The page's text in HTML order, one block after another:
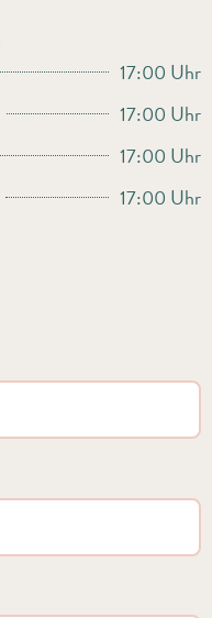
17:00 Uhr
17:00 Uhr
17:00 Uhr
17:00 Uhr